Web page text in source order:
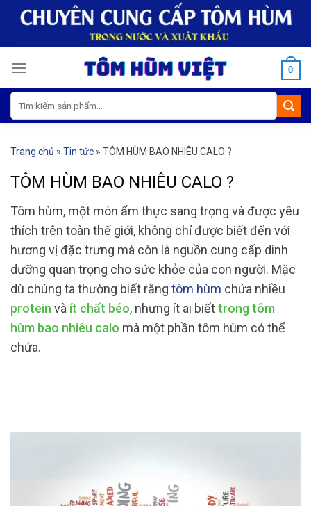
0
Tìm
kiếm:
Trang chủ » Tin tức » TÔM HÙM BAO NHIÊU CALO ?
TÔM HÙM BAO NHIÊU CALO ?
Tôm hùm, một món ẩm thực sang trọng và được yêu
thích trên toàn thế giới, không chỉ được biết đến với
hương vị đặc trưng mà còn là nguồn cung cấp dinh
dưỡng quan trọng cho sức khỏe của con người. Mặc
dù chúng ta thường biết rằng tôm hùm chứa nhiều
protein và ít chất béo, nhưng ít ai biếttrong tôm
hùm bao nhiêu calo mà một phần tôm hùm có thể
chứa.